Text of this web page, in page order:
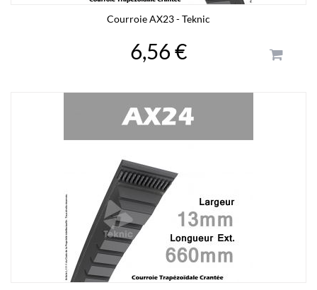
Courroie AX23 - Teknic
6,56 €